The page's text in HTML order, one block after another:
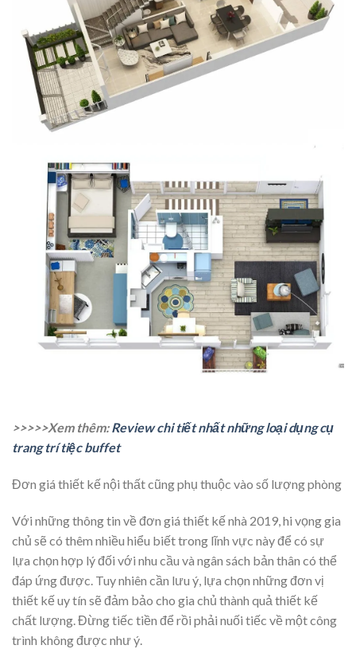
>>>>>Xem thêm:Review chi tiết nhất những loại dụng cụ
trang trí tiệc buffet
Đơn giá thiết kế nội thất cũng phụ thuộc vào số lượng phòng
Với những thông tin về đơn giá thiết kế nhà 2019, hi vọng gia
chủ sẽ có thêm nhiều hiểu biết trong lĩnh vực này để có sự
lựa chọn hợp lý đối với nhu cầu và ngân sách bản thân có thể
đáp ứng được. Tuy nhiên cần lưu ý, lựa chọn những đơn vị
thiết kế uy tín sẽ đảm bảo cho gia chủ thành quả thiết kế
chất lượng. Đừng tiếc tiền để rồi phải nuối tiếc về một công
trình không được như ý.